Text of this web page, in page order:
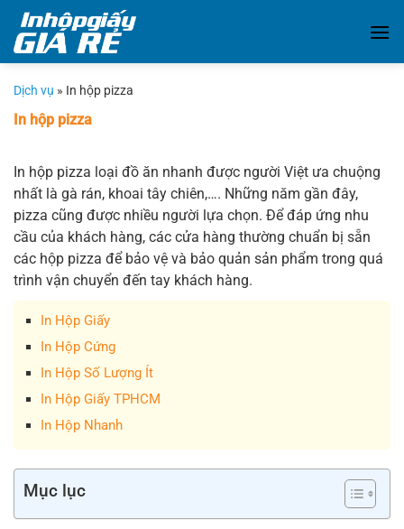
Chuyển
đến
nội
Dịch vụ » In hộp pizza
In hộp pizza
In hộp pizza loại đồ ăn nhanh được người Việt ưa chuộng
nhất là gà rán, khoai tây chiên,…. Những năm gần đây,
pizza cũng được nhiều người lựa chọn. Để đáp ứng nhu
cầu của khách hàng, các cửa hàng thường chuẩn bị sẵn
các hộp pizza để bảo vệ và bảo quản sản phẩm trong quá
trình vận chuyển đến tay khách hàng.
In Hộp Giấy
In Hộp Cứng
In Hộp Số Lượng Ít
In Hộp Giấy TPHCM
In Hộp Nhanh
Mục lục